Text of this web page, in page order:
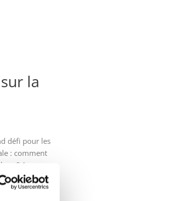
la
défi pour les
: comment
? Au cours